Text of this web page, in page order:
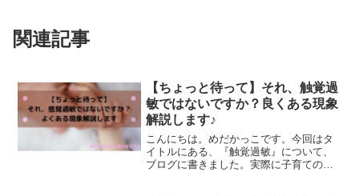
関連記事
【ちょっと待って】それ、触覚過
敏ではないですか？良くある現象
解説します♪
こんにちは。めだかっこです。今回はタ
イトルにある、『触覚過敏』について、
ブログに書きました。実際に子育ての経